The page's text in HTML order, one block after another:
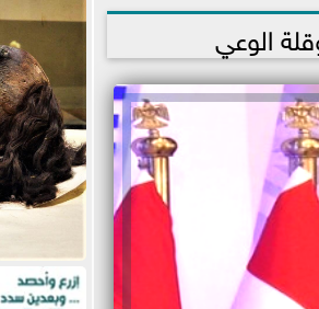
الوعي